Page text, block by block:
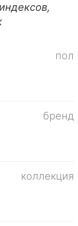
пол
бренд
коллекция